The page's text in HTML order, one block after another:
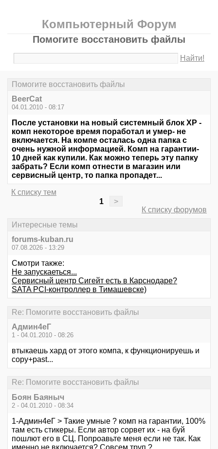
Компьютерный Форум
Помогите восстановить файлы
Найти!
Помогите восстановить файлы
BeerCat
04.01.2010 - 08:17
После установки на новый системный блок ХР -
комп некоторое время поработал и умер- не
включается. На компе осталась одна папка с
очень нужной информацией. Комп на гарантии-
10 дней как купили. Как можно теперь эту папку
забрать? Если комп отнести в магазин или
сервисный центр, то папка пропадет...
К списку тем
1
>
К списку форумов
Интересные темы
forums-kuban.ru
07.08.2026 - 13:29
Смотри также:
Не запускаеться...
Сервисный центр Сигейт есть в Карснодаре?
SATA PCI-контроллер в Тимашевске)
Re: Помогите восстановить файлы
Aдмин4еГ
1 - 04.01.2010 - 08:26
втыкаешь хард от этого компа, к функционируешь и
copy+past...
Re: Помогите восстановить файлы
Боян Баяныч
2 - 04.01.2010 - 08:34
1-Aдмин4еГ > Такие умные ? комп на гарантии, 100%
там есть стикеры. Если автор сорвет их - на буй
пошлют его в СЦ. Попроавьте меня если не так. Как
именно не включается? Совсем труп ?